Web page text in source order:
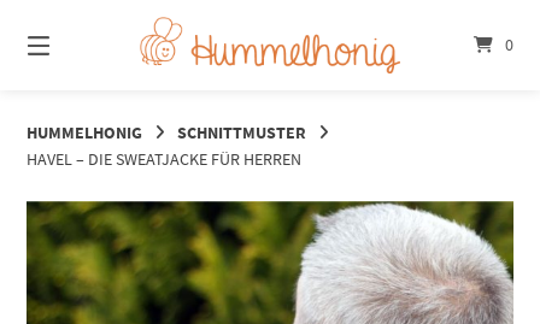
zum
Inhalt
0
HUMMELHONIG
SCHNITTMUSTER
HAVEL – DIE SWEATJACKE FÜR HERREN